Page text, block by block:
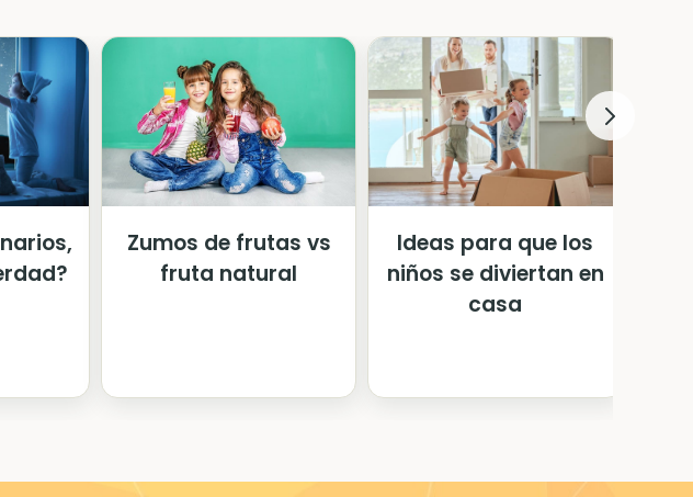
Zumos de frutas vs
fruta natural
Ideas para que los
niños se diviertan en
casa